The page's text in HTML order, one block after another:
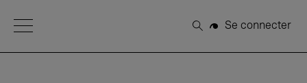
Open Menu
Rechercher
Se connecter